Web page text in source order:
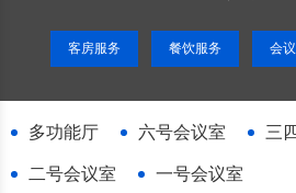
客房服务 餐饮服务 会
多功能厅 六号会议室 三
二号会议室 一号会议室